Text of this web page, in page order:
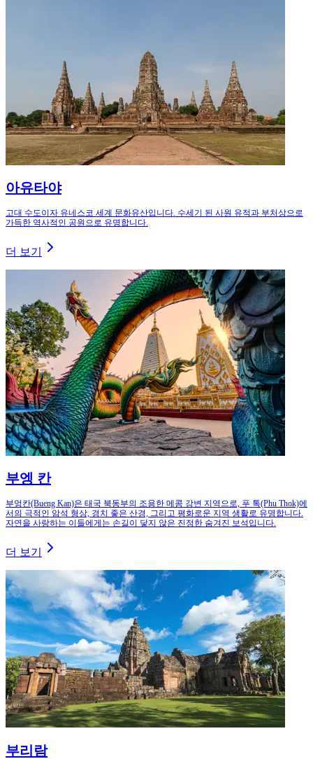
아유타야
고대 수도이자 유네스코 세계 문화유산입니다. 수세기 된 사원 유적과 부처상으로
가득한 역사적인 공원으로 유명합니다.
더 보기
부엥 칸
부엉칸(Bueng Kan)은 태국 북동부의 조용한 메콩 강변 지역으로, 푸 톡(Phu Thok)에
서의 극적인 암석 형상, 경치 좋은 산경, 그리고 평화로운 지역 생활로 유명합니다.
자연을 사랑하는 이들에게는 손길이 닿지 않은 진정한 숨겨진 보석입니다.
더 보기
부리람